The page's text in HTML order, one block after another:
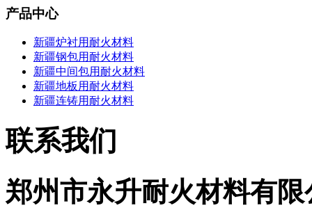
产品中心
新疆炉衬用耐火材料
新疆钢包用耐火材料
新疆中间包用耐火材料
新疆地板用耐火材料
新疆连铸用耐火材料
联系我们
郑州市永升耐火材料有限